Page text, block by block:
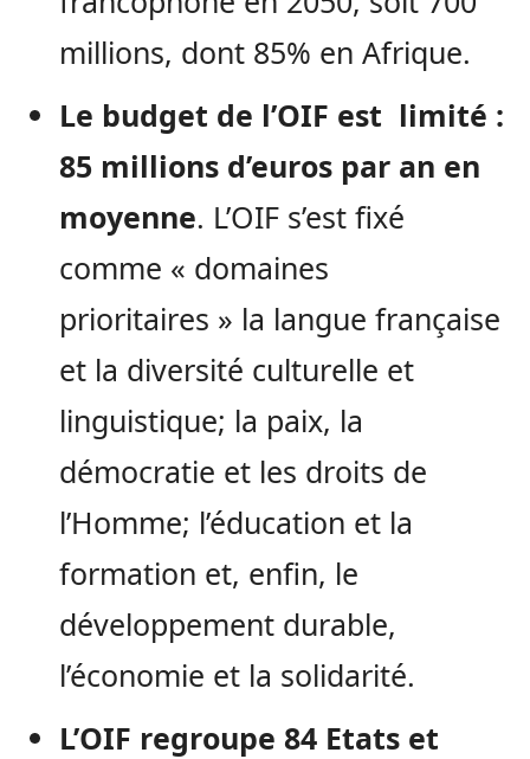
millions, dont 85% en Afrique.
Le budget de l’OIF est limité :
85 millions d’euros par an en
moyenne. L’OIF s’est fixé
comme « domaines
prioritaires » la langue française
et la diversité culturelle et
linguistique; la paix, la
démocratie et les droits de
l’Homme; l’éducation et la
formation et, enfin, le
développement durable,
l’économie et la solidarité.
L’OIF regroupe 84 Etats et